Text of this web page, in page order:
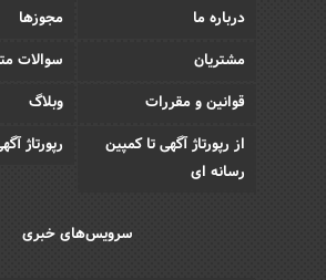
درباره ما
مجوزها
مشتریان
سوالات
قوانین و مقررات
وبلاگ
از رپورتاژ آگهی تا کمپین
رسانه ای
رپورتاژ
سرویس‌های خبری